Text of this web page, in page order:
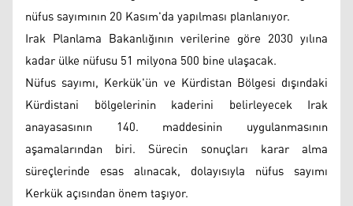
nüfus sayımının 20 Kasım'da yapılması planlanıyor.
Irak Planlama Bakanlığının verilerine göre 2030 yılına
kadar ülke nüfusu 51 milyona 500 bine ulaşacak.
Nüfus sayımı, Kerkük'ün ve Kürdistan Bölgesi dışındaki
Kürdistani bölgelerinin kaderini belirleyecek Irak
anayasasının 140. maddesinin uygulanmasının
aşamalarından biri. Sürecin sonuçları karar alma
süreçlerinde esas alınacak, dolayısıyla nüfus sayımı
Kerkük açısından önem taşıyor.